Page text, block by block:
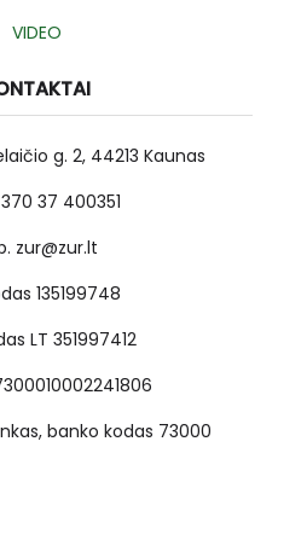
VIDEO
g. 2, 44213 Kaunas
37 400351
zur@zur.lt
135199748
LT 351997412
banko kodas 73000